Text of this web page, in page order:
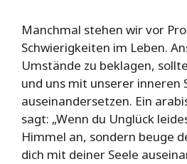
Manchmal stehen wir vor
Schwierigkeiten im Leben.
Umstände zu beklagen,
und uns mit unserer inneren
auseinandersetzen. Ein
sagt: „Wenn du Unglück
Himmel an, sondern beuge
dich mit deiner Seele